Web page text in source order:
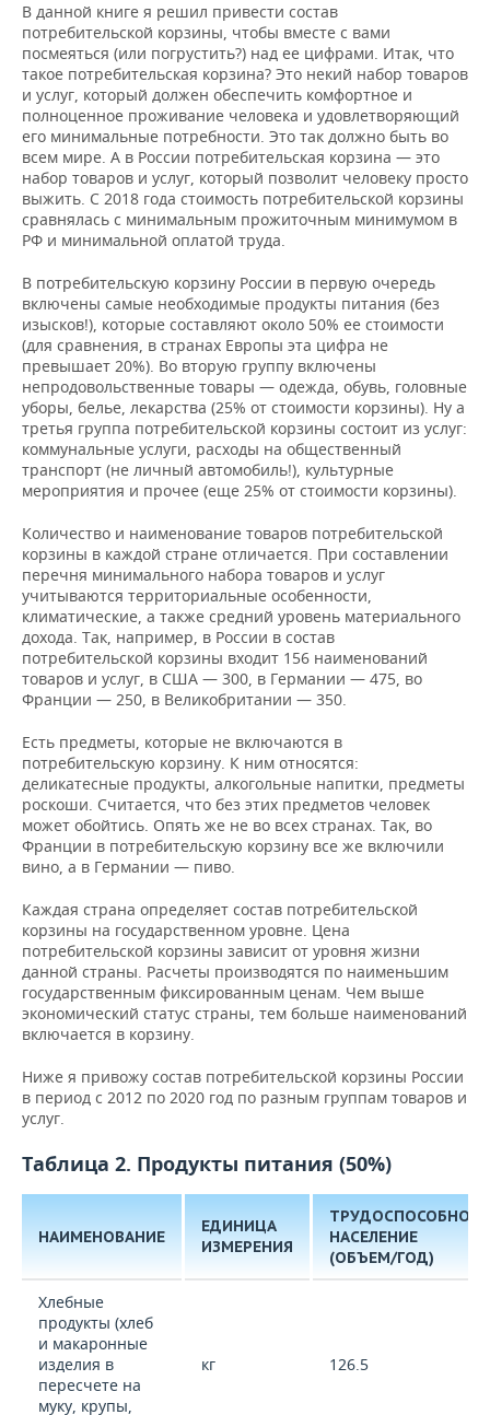
В данной книге я решил привести состав
потребительской корзины, чтобы вместе с вами
посмеяться (или погрустить?) над ее цифрами. Итак, что
такое потребительская корзина? Это некий набор товаров
и услуг, который должен обеспечить комфортное и
полноценное проживание человека и удовлетворяющий
его минимальные потребности. Это так должно быть во
всем мире. А в России потребительская корзина — это
набор товаров и услуг, который позволит человеку просто
выжить. С 2018 года стоимость потребительской корзины
сравнялась с минимальным прожиточным минимумом в
РФ и минимальной оплатой труда.
В потребительскую корзину России в первую очередь
включены самые необходимые продукты питания (без
изысков!), которые составляют около 50% ее стоимости
(для сравнения, в странах Европы эта цифра не
превышает 20%). Во вторую группу включены
непродовольственные товары — одежда, обувь, головные
уборы, белье, лекарства (25% от стоимости корзины). Ну а
третья группа потребительской корзины состоит из услуг:
коммунальные услуги, расходы на общественный
транспорт (не личный автомобиль!), культурные
мероприятия и прочее (еще 25% от стоимости корзины).
Количество и наименование товаров потребительской
корзины в каждой стране отличается. При составлении
перечня минимального набора товаров и услуг
учитываются территориальные особенности,
климатические, а также средний уровень материального
дохода. Так, например, в России в состав
потребительской корзины входит 156 наименований
товаров и услуг, в США — 300, в Германии — 475, во
Франции — 250, в Великобритании — 350.
Есть предметы, которые не включаются в
потребительскую корзину. К ним относятся:
деликатесные продукты, алкогольные напитки, предметы
роскоши. Считается, что без этих предметов человек
может обойтись. Опять же не во всех странах. Так, во
Франции в потребительскую корзину все же включили
вино, а в Германии — пиво.
Каждая страна определяет состав потребительской
корзины на государственном уровне. Цена
потребительской корзины зависит от уровня жизни
данной страны. Расчеты производятся по наименьшим
государственным фиксированным ценам. Чем выше
экономический статус страны, тем больше наименований
включается в корзину.
Ниже я привожу состав потребительской корзины России
в период с 2012 по 2020 год по разным группам товаров и
услуг.
Таблица 2. Продукты питания (50%)
НАИМЕНОВАНИЕ
ЕДИНИЦА
ИЗМЕРЕНИЯ
ТРУДОСПОСОБНОЕ
НАСЕЛЕНИЕ
(ОБЪЕМ/ГОД)
Хлебные
продукты (хлеб
и макаронные
изделия в
пересчете на
муку, крупы,
кг 126.5